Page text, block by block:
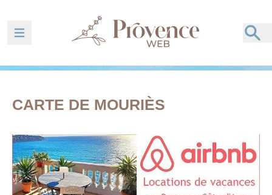
Ouvrir la barre de navigation
CARTE DE MOURIÈS